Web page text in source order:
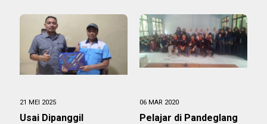
21 MEI 2025
Usai Dipanggil
06 MAR 2020
Pelajar di Pandeglang